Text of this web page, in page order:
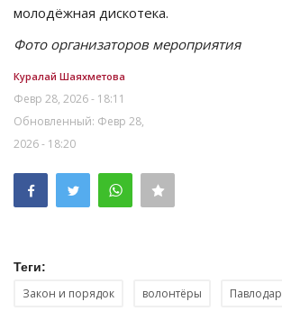
молодёжная дискотека.
Фото организаторов мероприятия
Куралай Шаяхметова
Февр 28, 2026 - 18:11
Обновленный: Февр 28,
2026 - 18:20
Теги:
Закон и порядок волонтёры Павлодар